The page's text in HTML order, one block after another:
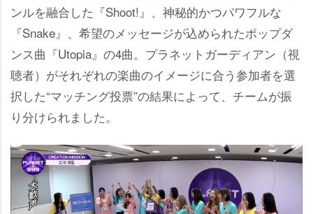
ンルを融合した『Shoot!』、神秘的かつパワフルな
『Snake』、希望のメッセージが込められたポップダ
ンス曲『Utopia』の4曲。プラネットガーディアン（視
聴者）がそれぞれの楽曲のイメージに合う参加者を選
択した“マッチング投票”の結果によって、チームが振
り分けられました。